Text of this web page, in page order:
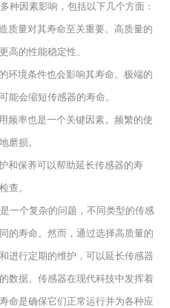
种因素影响，包括以下几个方面：
质量对其寿命至关重要。高质量的
高的性能稳定性。
环境条件也会影响其寿命。极端的
能会缩短传感器的寿命。
频率也是一个关键因素。频繁的使
磨损。
和保养可以帮助延长传感器的寿
查。
一个复杂的问题，不同类型的传感
的寿命。然而，通过选择高质量的
进行定期的维护，可以延长传感器
数据。传感器在现代科技中发挥着
命是确保它们正常运行并为各种应